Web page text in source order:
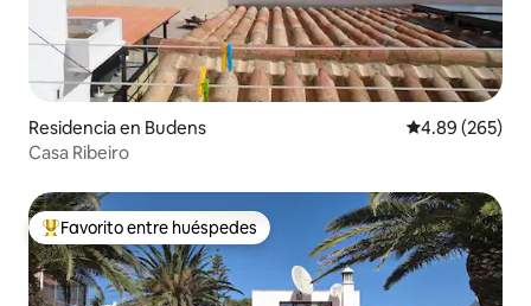
Residencia en Budens Calificación
4.89 (265)
Casa Ribeiro
De los mejores en Favorito entre huéspedes
Favorito entre huéspedes